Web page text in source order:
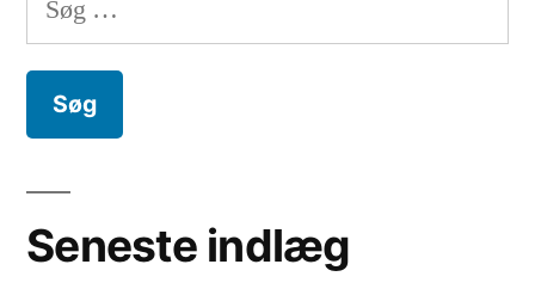
efter:
Seneste indlæg